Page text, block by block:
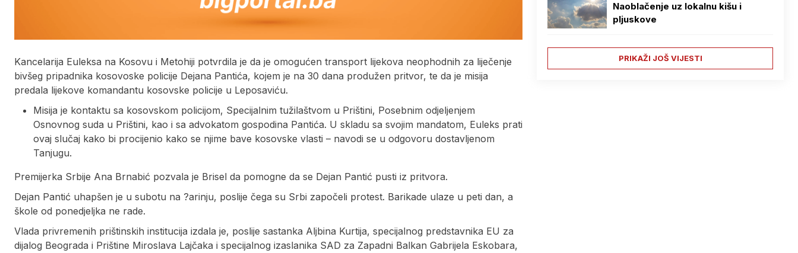
Kancelarija Euleksa na Kosovu i Metohiji potvrdila je da je omogućen transport lijekova neophodnih za liječenje
bivšeg pripadnika kosovoske policije Dejana Pantića, kojem je na 30 dana produžen pritvor, te da je misija
predala lijekove komandantu kosovske policije u Leposaviću.
Misija je kontaktu sa kosovskom policijom, Specijalnim tužilaštvom u Prištini, Posebnim odjeljenjem
Osnovnog suda u Prištini, kao i sa advokatom gospodina Pantića. U skladu sa svojim mandatom, Euleks prati
ovaj slučaj kako bi procijenio kako se njime bave kosovske vlasti – navodi se u odgovoru dostavljenom
Tanjugu.
Premijerka Srbije Ana Brnabić pozvala je Brisel da pomogne da se Dejan Pantić pusti iz pritvora.
Dejan Pantić uhapšen je u subotu na ?arinju, poslije čega su Srbi započeli protest. Barikade ulaze u peti dan, a
škole od ponedjeljka ne rade.
Vlada privremenih prištinskih institucija izdala je, poslije sastanka Aljbina Kurtija, specijalnog predstavnika EU za
dijalog Beograda i Prištine Miroslava Lajčaka i specijalnog izaslanika SAD za Zapadni Balkan Gabrijela Eskobara,
Naoblačenje uz lokalnu kišu i
pljuskove
PRIKAŽI JOŠ VIJESTI